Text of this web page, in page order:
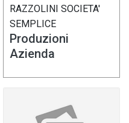
RAZZOLINI SOCIETA'
SEMPLICE
Produzioni
Azienda